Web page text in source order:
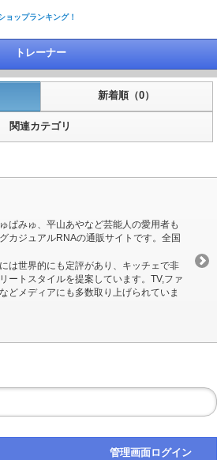
ョップランキング！
トレーナー
新着順（0）
関連カテゴリ
ぱみゅ、平山あやなど芸能人の愛用者も
カジュアルRNAの通販サイトです。全国
は世界的にも定評があり、キッチェで非
ートスタイルを提案しています。TV,ファ
どメディアにも多数取り上げられていま
管理画面ログイン